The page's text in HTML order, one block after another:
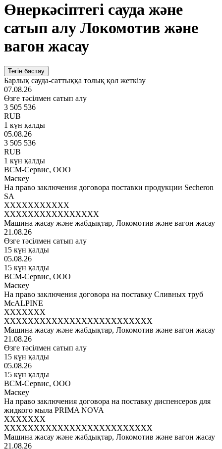
Өнеркәсіптегі сауда және
сатып алу Локомотив және
вагон жасау
Тегін бастау
Барлық сауда-саттыққа толық қол жеткізу
07.08.26
Өзге тәсілмен сатып алу
3 505 536
RUB
1 күн қалды
05.08.26
3 505 536
RUB
1 күн қалды
ВСМ-Сервис, ООО
Мәскеу
На право заключения договора поставки продукции Secheron
SA
XXXXXXXXXXX
XXXXXXXXXXXXXXXX
Машина жасау және жабдықтар, Локомотив және вагон жасау
21.08.26
Өзге тәсілмен сатып алу
15 күн қалды
05.08.26
15 күн қалды
ВСМ-Сервис, ООО
Мәскеу
На право заключения договора на поставку Сливных труб
McALPINE
XXXXXXX
XXXXXXXXXXXXXXXXXXXXXXXXX
Машина жасау және жабдықтар, Локомотив және вагон жасау
21.08.26
Өзге тәсілмен сатып алу
15 күн қалды
05.08.26
15 күн қалды
ВСМ-Сервис, ООО
Мәскеу
На право заключения договора на поставку диспенсеров для
жидкого мыла PRIMA NOVA
XXXXXXX
XXXXXXXXXXXXXXXXXXXXXXXXX
Машина жасау және жабдықтар, Локомотив және вагон жасау
21.08.26